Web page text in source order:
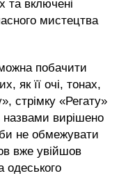
та включені
мистецтва
побачити
як її очі, тонах,
стрімку «Регату»
назвами вирішено
не обмежувати
вже увійшов
одеського